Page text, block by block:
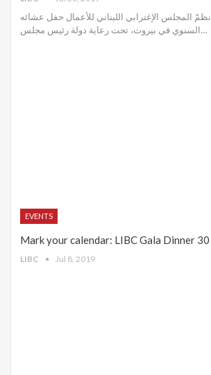
٣٠ تموز ٢٠١٩، نظمّ المجلس الإغترابي اللبناني للأعمال حفل عشائه
السنوي في بيروت، تحت رعاية دولة رئيس مجلس…
EVENTS
Mark your calendar: LIBC Gala Dinner 30
LIBC Jul 8, 2019